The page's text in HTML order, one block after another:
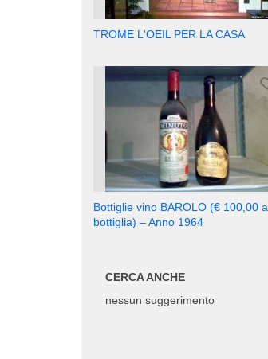
TROME L'OEIL PER LA CASA
Bottiglie vino BAROLO (€ 100,00 a
bottiglia) – Anno 1964
CERCA ANCHE
nessun suggerimento